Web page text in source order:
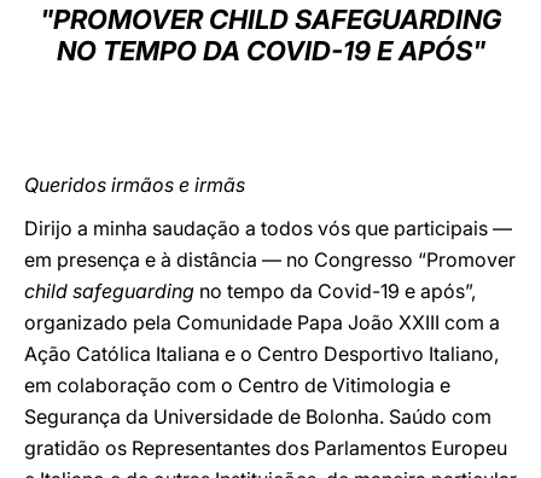
中文
LATINE
"PROMOVER CHILD SAFEGUARDING
NO TEMPO DA COVID-19 E APÓS"
Queridos irmãos e irmãs
Dirijo a minha saudação a todos vós que participais —
em presença e à distância — no Congresso “Promover
child safeguarding no tempo da Covid-19 e após”,
organizado pela Comunidade Papa João XXIII com a
Ação Católica Italiana e o Centro Desportivo Italiano,
em colaboração com o Centro de Vitimologia e
Segurança da Universidade de Bolonha. Saúdo com
gratidão os Representantes dos Parlamentos Europeu